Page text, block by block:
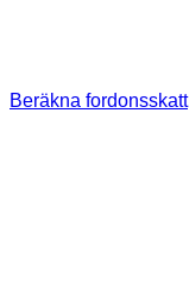
Beräkna fordonsskatt